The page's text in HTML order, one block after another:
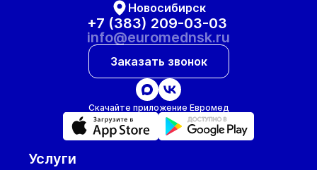
Новосибирск
+7 (383) 209-03-03
info@euromednsk.ru
Заказать звонок
Скачайте приложение Евромед
Услуги